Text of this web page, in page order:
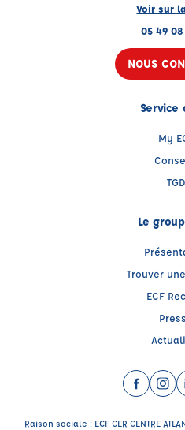
Voir sur
05 49 08
NOUS
Service
My
TGD
Le
Trouver
ECF
Raison sociale : ECF CER CENTRE